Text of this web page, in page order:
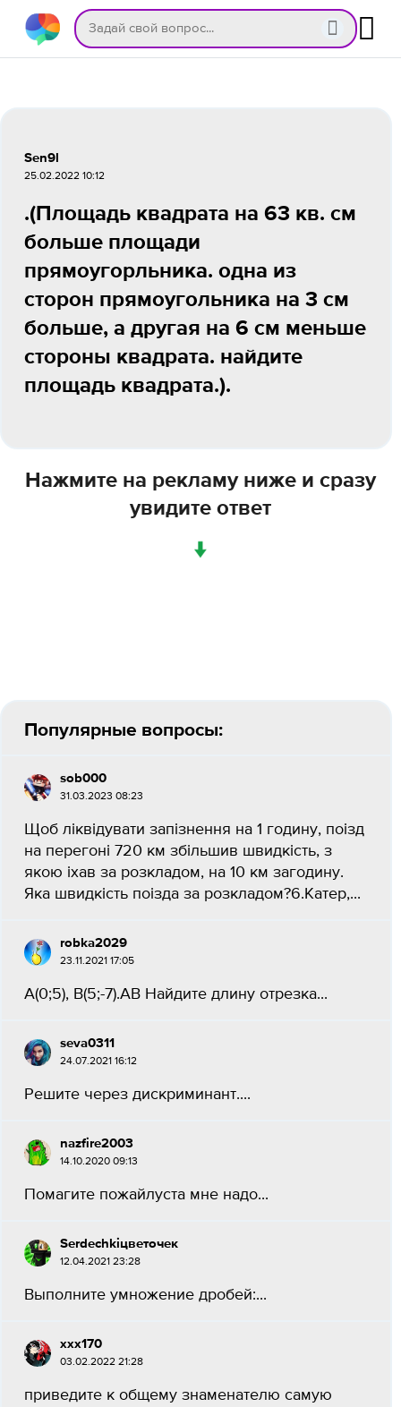
Sen9l
25.02.2022 10:12
.(Площадь квадрата на 63 кв. см
больше площади
прямоугорльника. одна из
сторон прямоугольника на 3 см
больше, а другая на 6 см меньше
стороны квадрата. найдите
площадь квадрата.).
Нажмите на рекламу ниже и сразу
увидите ответ
↓
Популярные вопросы:
sob000
31.03.2023 08:23
Щоб ліквідувати запізнення на 1 годину, поізд
на перегоні 720 км збільшив швидкість, з
якою іхав за розкладом, на 10 км загодину.
Яка швидкість поізда за розкладом?6.Катер,...
robka2029
23.11.2021 17:05
A(0;5), B(5;-7).AB Найдите длину отрезка...
seva0311
24.07.2021 16:12
Решите через дискриминант....
nazfire2003
14.10.2020 09:13
Помагите пожайлуста мне надо...
Serdechkiцветочек
12.04.2021 23:28
Выполните умножение дробей:...
xxx170
03.02.2022 21:28
приведите к общему знаменателю самую